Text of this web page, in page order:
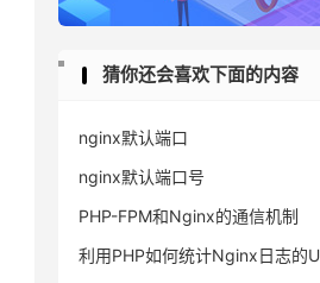
猜你还会喜欢下面的内容
nginx默认端口
nginx默认端口号
PHP-FPM和Nginx的通信机制
利用PHP如何统计Nginx日志的